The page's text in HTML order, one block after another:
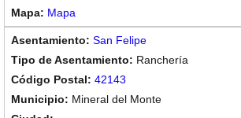
Mapa
San Felipe
Ranchería
42143
Mineral del Monte